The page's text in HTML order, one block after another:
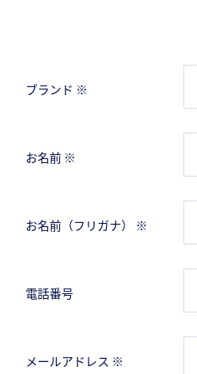
ブランド ※
お名前 ※
お名前（フリガナ） ※
電話番号
メールアドレス ※